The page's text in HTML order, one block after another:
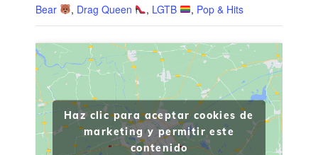
Bear , Drag Queen , LGTB , Pop & Hits
Haz clic para aceptar cookies de
marketing y permitir este
contenido